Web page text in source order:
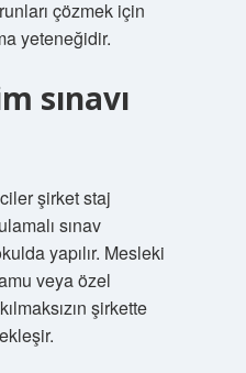
çözmek için
yeteneğidir.
sınavı
şirket staj
sınav
yapılır. Mesleki
veya özel
şirkette